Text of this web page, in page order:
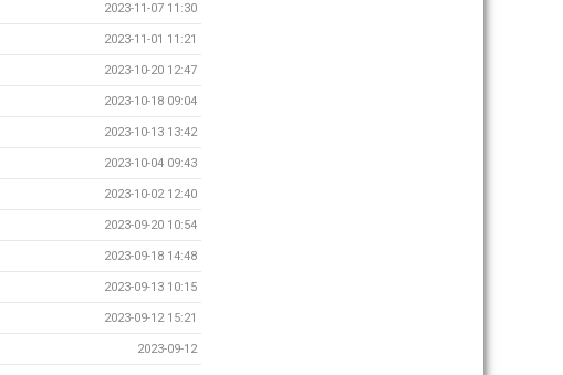
2023-11-07 11:30
2023-11-01 11:21
2023-10-20 12:47
2023-10-18 09:04
2023-10-13 13:42
2023-10-04 09:43
2023-10-02 12:40
2023-09-20 10:54
2023-09-18 14:48
2023-09-13 10:15
2023-09-12 15:21
2023-09-12